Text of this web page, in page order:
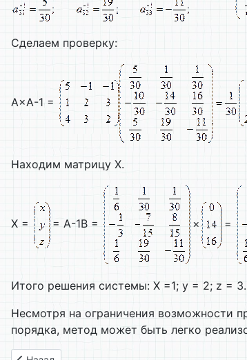
Cделаем проверку:
A×A-1 =
Находим матрицу Х.
Х = = А-1В = × =
Итого решения системы: X =1; y = 2; z = 3.
Несмотря на ограничения возможности
порядка, метод может быть легко